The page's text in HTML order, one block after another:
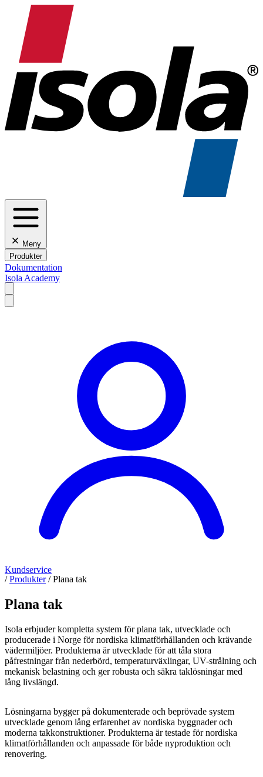
Meny
Produkter
Dokumentation
Isola Academy
Kundservice
/ Produkter / Plana tak
Plana tak
Isola erbjuder kompletta system för plana tak, utvecklade och
producerade i Norge för nordiska klimatförhållanden och krävande
vädermiljöer. Produkterna är utvecklade för att tåla stora
påfrestningar från nederbörd, temperaturväxlingar, UV-strålning och
mekanisk belastning och ger robusta och säkra taklösningar med
lång livslängd.
Lösningarna bygger på dokumenterade och beprövade system
utvecklade genom lång erfarenhet av nordiska byggnader och
moderna takkonstruktioner. Produkterna är testade för nordiska
klimatförhållanden och anpassade för både nyproduktion och
renovering.